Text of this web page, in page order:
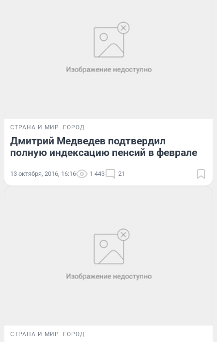
СТРАНА И МИР ГОРОД
Дмитрий Медведев подтвердил
полную индексацию пенсий в феврале
13 октября, 2016, 16:16 1 443 21
СТРАНА И МИР ГОРОД